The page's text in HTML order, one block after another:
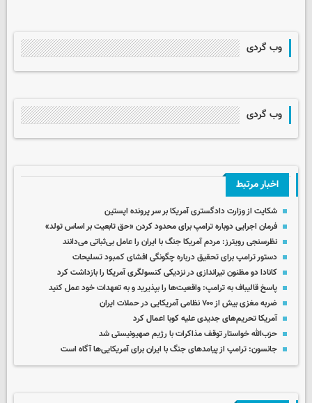
وب گردی
وب گردی
اخبار مرتبط
شکایت از وزارت دادگستری آمریکا بر سر پرونده اپستین
فرمان اجرایی دوباره ترامپ برای محدود کردن «حق تابعیت بر اساس تولد»
نظرسنجی رویترز: مردم آمریکا جنگ با ایران را عامل بی‌ثباتی می‌دانند
دستور ترامپ برای تحقیق درباره چگونگی افشای کمبود تسلیحات
کانادا دو مظنون تیراندازی در نزدیکی کنسولگری آمریکا را بازداشت کرد
پاسخ قالیباف به ترامپ: واقعیت‌ها را بپذیرید و به تعهدات خود عمل کنید
ضربه مغزی بیش از ۷۰۰ نظامی آمریکایی در حملات ایران
آمریکا تحریم‌های جدیدی علیه کوبا اعمال کرد
حزب‌الله خواستار توقف مذاکرات با رژیم صهیونیستی شد
جانسون: ترامپ از پیامدهای جنگ با ایران برای آمریکایی‌ها آگاه است